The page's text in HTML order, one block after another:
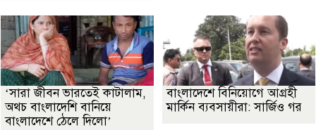
‘সারা জীবন ভারতেই কাটালাম,
অথচ বাংলাদেশি বানিয়ে
বাংলাদেশে ঠেলে দিলো’
বাংলাদেশে বিনিয়োগে আগ্রহী
মার্কিন ব্যবসায়ীরা: সার্জিও গর